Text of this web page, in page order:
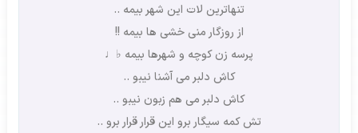
تنهاترین لات این شهر بیمه ..
از روزگار منی خشی ها بیمه !!
پرسه زن کوچه و شهرها بیمه ♭♩
کاش دلبر می آشنا نیبو ..
کاش دلبر می هم زبون نیبو ..
تش کمه سیگار برو این قرار قرار برو ..